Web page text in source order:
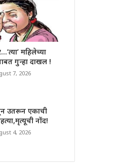
महिलेच्या
गुन्हा दाखल !
7, 2026
उतरून एकाची
नोंद!
4, 2026